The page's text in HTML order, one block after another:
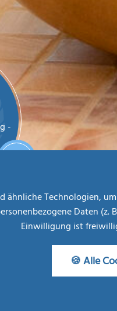
ähnliche Technologien,
Daten
Einwilligung ist
🍪 Alle
-
AB